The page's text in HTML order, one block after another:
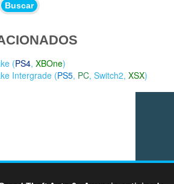
Buscar
(PS4,XBOne)
Intergrade (PS5, PC,Switch2,XSX)